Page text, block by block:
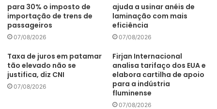
para 30% o imposto de
importação de trens de
passageiros
07/08/2026
ajuda a usinar anéis de
laminação com mais
eficiência
07/08/2026
Taxa de juros em patamar
tão elevado não se
justifica, diz CNI
07/08/2026
Firjan Internacional
analisa tarifaço dos EUA e
elabora cartilha de apoio
para a indústria
fluminense
07/08/2026